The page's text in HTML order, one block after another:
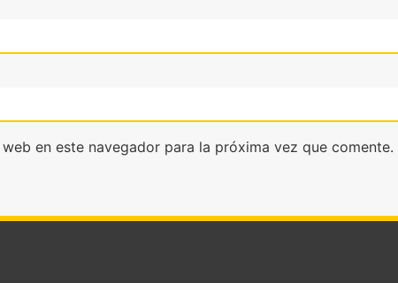
en este navegador para la próxima vez que comente.